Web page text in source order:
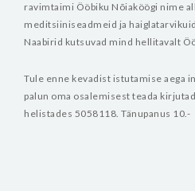
ravimtaimi Ööbiku Nõiaköögi nime
meditsiiniseadmeid ja
Naabirid kutsuvad mind hellitavalt
Tule enne kevadist istutamise aega
palun oma osalemisest teada
helistades 5058118. Tänupanus 10.-